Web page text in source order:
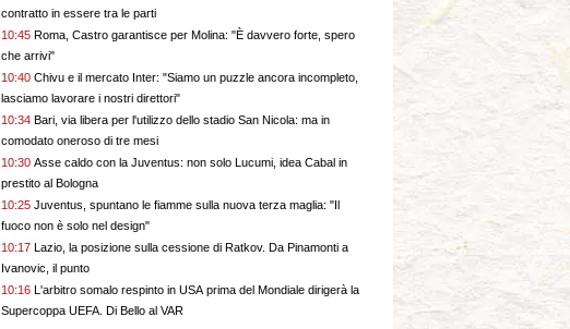
contratto in essere tra le parti
10:45 Roma, Castro garantisce per Molina: "È davvero forte, spero
che arrivi"
10:40 Chivu e il mercato Inter: "Siamo un puzzle ancora incompleto,
lasciamo lavorare i nostri direttori"
10:34 Bari, via libera per l'utilizzo dello stadio San Nicola: ma in
comodato oneroso di tre mesi
10:30 Asse caldo con la Juventus: non solo Lucumi, idea Cabal in
prestito al Bologna
10:25 Juventus, spuntano le fiamme sulla nuova terza maglia: "Il
fuoco non è solo nel design"
10:17 Lazio, la posizione sulla cessione di Ratkov. Da Pinamonti a
Ivanovic, il punto
10:16 L'arbitro somalo respinto in USA prima del Mondiale dirigerà la
Supercoppa UEFA. Di Bello al VAR